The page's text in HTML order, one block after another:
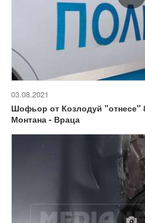
03.08.2021
Шофьор от Козлодуй "отнесе"
Монтана - Враца